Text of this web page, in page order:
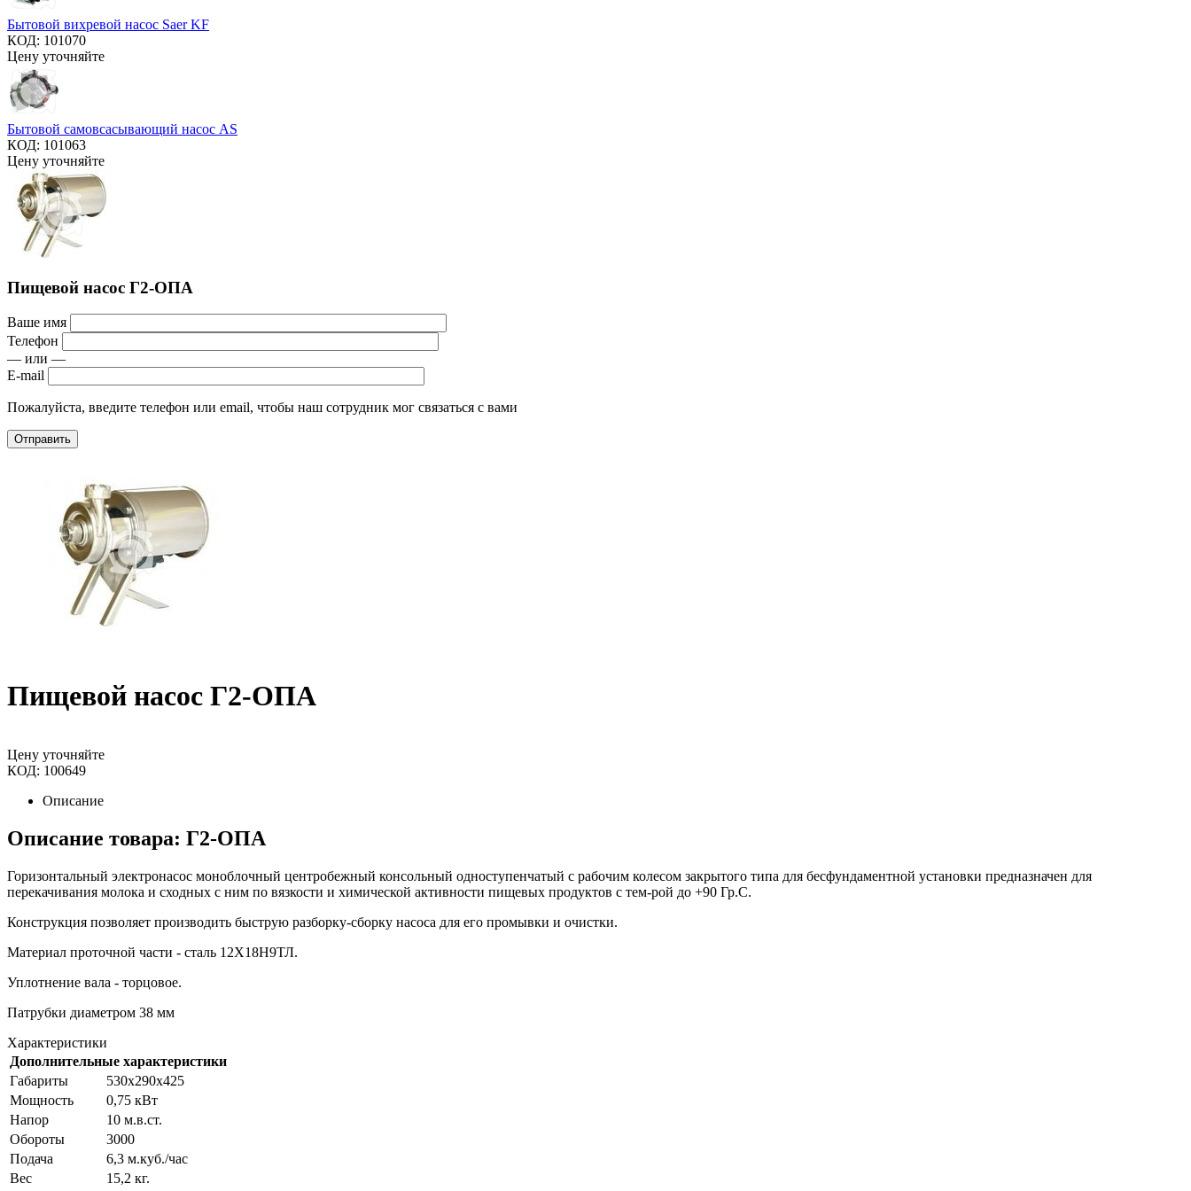
Бытовой вихревой насос Saer KF
КОД: 101070
Цену уточняйте
Бытовой самовсасывающий насос AS
КОД: 101063
Цену уточняйте
Пищевой насос Г2-ОПА
Ваше имя
Телефон
— или —
E-mail
Пожалуйста, введите телефон или email, чтобы наш сотрудник мог связаться с вами
Отправить
Пищевой насос Г2-ОПА
Цену уточняйте
КОД: 100649
Описание
Описание товара: Г2-ОПА
Горизонтальный электронасос моноблочный центробежный консольный одноступенчатый с рабочим колесом закрытого типа для бесфундаментной установки предназначен для
перекачивания молока и сходных с ним по вязкости и химической активности пищевых продуктов с тем-рой до +90 Гр.С.
Конструкция позволяет производить быструю разборку-сборку насоса для его промывки и очистки.
Материал проточной части - сталь 12Х18Н9ТЛ.
Уплотнение вала - торцовое.
Патрубки диаметром 38 мм
Характеристики
Дополнительные характеристики
Габариты
530х290х425
Мощность
0,75 кВт
Напор
10 м.в.ст.
Обороты
3000
Подача
6,3 м.куб./час
Вес
15,2 кг.